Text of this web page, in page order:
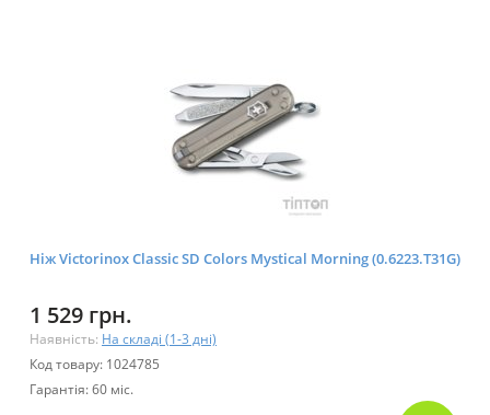
Ніж Victorinox Classic SD Colors Mystical Morning (0.6223.T31G)
1 529 грн.
Наявність: На складі (1-3 дні)
Код товару: 1024785
Гарантія: 60 міс.